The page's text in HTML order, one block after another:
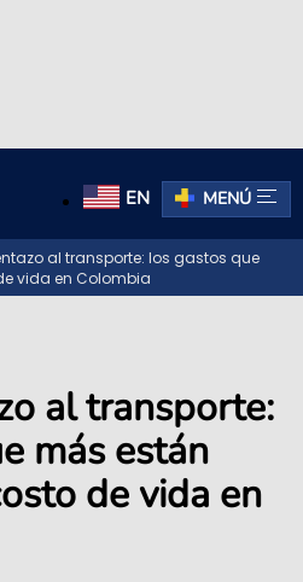
EN MENÚ
al transporte: los gastos que
vida en Colombia
al transporte:
más están
de vida en